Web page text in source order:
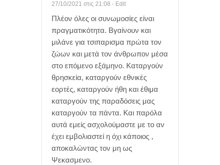
27/10/2021 στις 21:08 - Edit
Πλέον όλες οι συνωμοσίες είναι
πραγματικότητα. Βγαίνουν και
μιλάνε για τσιπαρισμα πρώτα τον
ζώων και μετά τον άνθρωπον μέσα
στο επόμενο εξάμηνο. Καταργούν
θρησκεία, καταργούν εθνικές
εορτές, καταργούν ήθη και έθιμα
καταργούν της παραδόσεις μας
καταργούν τα πάντα. Και παρόλα
αυτά εμείς ασχολούμαστε με το αν
έχει εμβολιαστεί η όχι κάποιος ,
αποκαλώντας τον μη ως
Ψεκασμενο.